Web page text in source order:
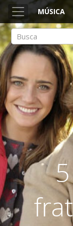
MÚSICA
ACESSO
Arte, Cultura Pop e